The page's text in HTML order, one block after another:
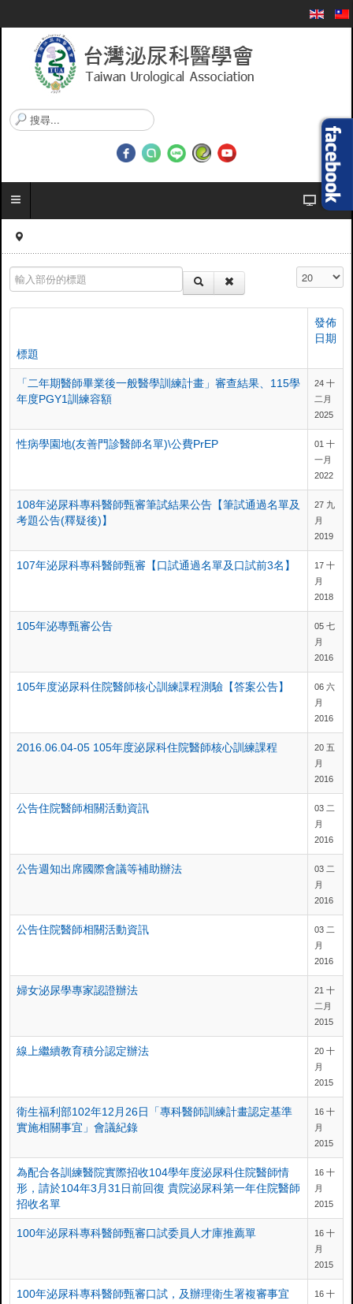
搜
尋
.
輸入部份的標題 顯示數目
標題
發佈
日期
「二年期醫師畢業後一般醫學訓練計畫」審查結果、115學
年度PGY1訓練容額
24 十
二月
2025
性病學園地(友善門診醫師名單)\公費PrEP
01 十
一月
2022
108年泌尿科專科醫師甄審筆試結果公告【筆試通過名單及
考題公告(釋疑後)】
27 九
月
2019
107年泌尿科專科醫師甄審【口試通過名單及口試前3名】
17 十
月
2018
105年泌專甄審公告
05 七
月
2016
105年度泌尿科住院醫師核心訓練課程測驗【答案公告】
06 六
月
2016
2016.06.04-05 105年度泌尿科住院醫師核心訓練課程
20 五
月
2016
公告住院醫師相關活動資訊
03 二
月
2016
公告週知出席國際會議等補助辦法
03 二
月
2016
公告住院醫師相關活動資訊
03 二
月
2016
婦女泌尿學專家認證辦法
21 十
二月
2015
線上繼續教育積分認定辦法
20 十
月
2015
衛生福利部102年12月26日「專科醫師訓練計畫認定基準
實施相關事宜」會議紀錄
16 十
月
2015
為配合各訓練醫院實際招收104學年度泌尿科住院醫師情
形，請於104年3月31日前回復 貴院泌尿科第一年住院醫師
招收名單
16 十
月
2015
100年泌尿科專科醫師甄審口試委員人才庫推薦單
16 十
月
2015
100年泌尿科專科醫師甄審口試，及辦理衛生署複審事宜
16 十